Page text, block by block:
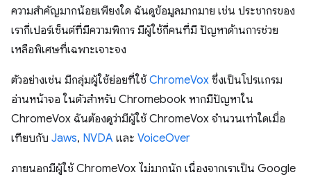
ความสำคัญมากน้อยเพียงใด ฉันดูข้อมูลมากมาย เช่น ประชากรของ
เรากี่เปอร์เซ็นต์ที่มีความพิการ มีผู้ใช้กี่คนที่มี ปัญหาด้านการช่วย
เหลือพิเศษที่เฉพาะเจาะจง
ตัวอย่างเช่น มีกลุ่มผู้ใช้ย่อยที่ใช้ ChromeVox ซึ่งเป็นโปรแกรม
อ่านหน้าจอ ในตัวสำหรับ Chromebook หากมีปัญหาใน
ChromeVox ฉันต้องดูว่ามีผู้ใช้ ChromeVox จำนวนเท่าใดเมื่อ
เทียบกับ Jaws, NVDA และ VoiceOver
ภายนอกมีผู้ใช้ ChromeVox ไม่มากนัก เนื่องจากเราเป็น Google